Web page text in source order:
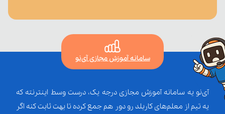
سامانه آموزش مجازی آی‌نو
آی‌نو یه سامانه آموزش مجازی درجه یک، درست وسط اینترنته که
یه تیم از معلم‌‌های کاربلد رو دور هم جمع کرده تا بهت ثابت کنه اگر